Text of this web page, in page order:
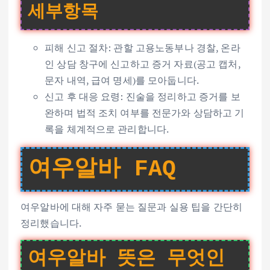
세부항목
피해 신고 절차: 관할 고용노동부나 경찰, 온라
인 상담 창구에 신고하고 증거 자료(공고 캡처,
문자 내역, 급여 명세)를 모아둡니다.
신고 후 대응 요령: 진술을 정리하고 증거를 보
완하며 법적 조치 여부를 전문가와 상담하고 기
록을 체계적으로 관리합니다.
여우알바 FAQ
여우알바에 대해 자주 묻는 질문과 실용 팁을 간단히
정리했습니다.
여우알바 뜻은 무엇인